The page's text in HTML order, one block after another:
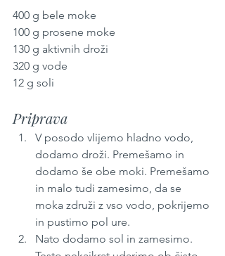
400 g bele moke
100 g prosene moke
130 g aktivnih droži
320 g vode
12 g soli
Priprava
V posodo vlijemo hladno vodo,
dodamo droži. Premešamo in
dodamo še obe moki. Premešamo
in malo tudi zamesimo, da se
moka združi z vso vodo, pokrijemo
in pustimo pol ure.
Nato dodamo sol in zamesimo.